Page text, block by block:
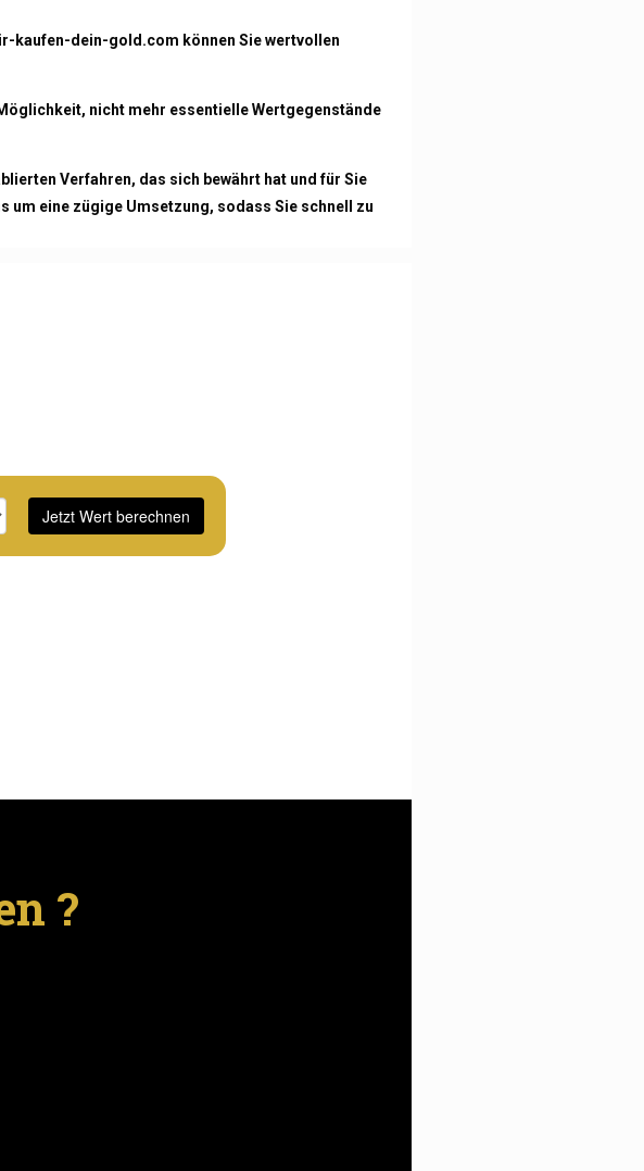
kaufen-dein-gold.com können Sie wertvollen
nicht mehr essentielle Wertgegenstände
Verfahren, das sich bewährt hat und für Sie
um eine zügige Umsetzung, sodass Sie schnell zu
?